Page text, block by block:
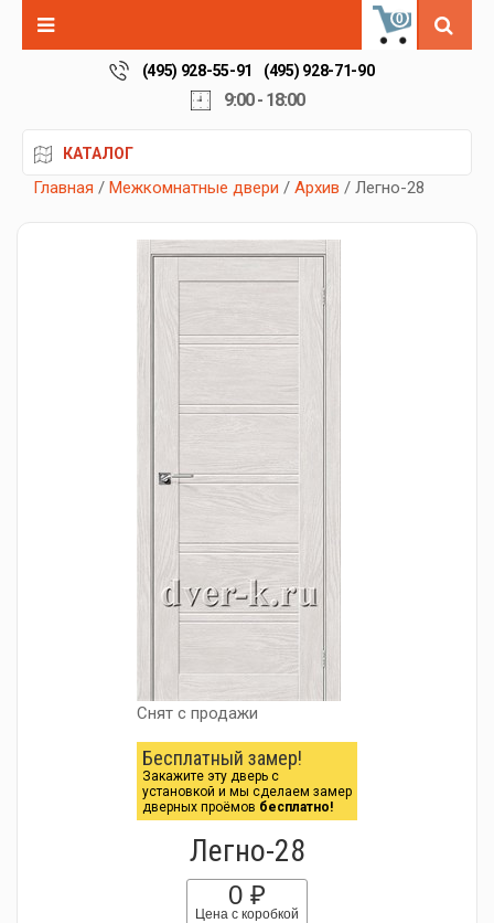
0
(495) 928-55-91 (495) 928-71-90
9:00 - 18:00
КАТАЛОГ
Главная / Межкомнатные двери / Архив / Легно-28
Снят с продажи
Бесплатный замер!
Закажите эту дверь с
установкой и мы сделаем замер
дверных проёмов бесплатно!
Легно-28
0 ₽
Цена с коробкой